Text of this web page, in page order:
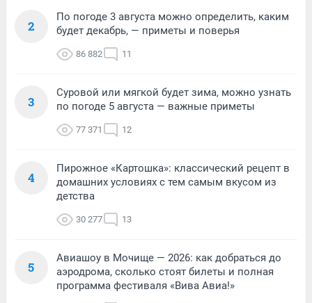
2
По погоде 3 августа можно определить, каким
будет декабрь, — приметы и поверья
86 882 11
3
Суровой или мягкой будет зима, можно узнать
по погоде 5 августа — важные приметы
77 371 12
4
Пирожное «Картошка»: классический рецепт в
домашних условиях с тем самым вкусом из
детства
30 277 13
5
Авиашоу в Мочище — 2026: как добраться до
аэродрома, сколько стоят билеты и полная
программа фестиваля «Вива Авиа!»